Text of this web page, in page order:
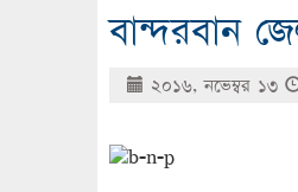
বান্দরবান
২০১৬, নভেম্বর ১৩